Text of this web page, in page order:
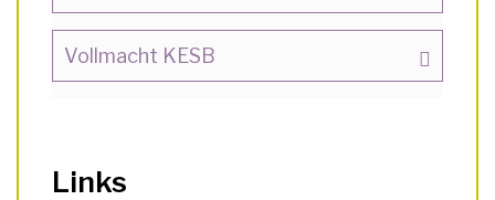
Vollmacht KESB
Links